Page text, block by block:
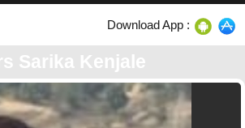
Download App :
Sarika Kenjale